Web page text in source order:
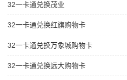
32一卡通兑换茂业
32一卡通兑换红旗购物卡
32一卡通兑换万象城购物卡
32一卡通兑换远大购物卡